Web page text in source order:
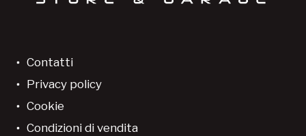
Contatti
Privacy policy
Cookie
Condizioni di vendita